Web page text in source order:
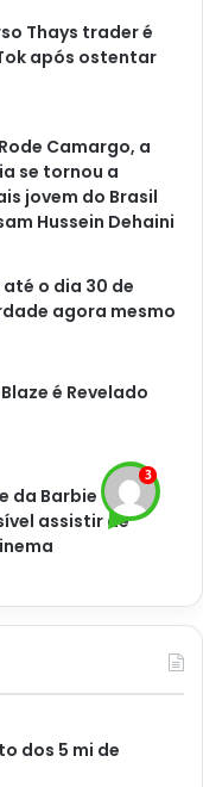
este post post
Thays trader é
após ostentar
Camargo, a
se tornou a
jovem do Brasil
Hussein Dehaini
o dia 30 de
agora mesmo
é Revelado
da Barbie
assistir de
dos 5 mi de